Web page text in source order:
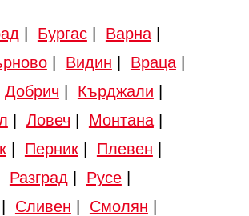
Бургас| Варна|
| Видин Враца|
Добрич Кърджали
Ловеч Монтана|
| Перник| Плевен
Разград Русе|
Сливен Смолян